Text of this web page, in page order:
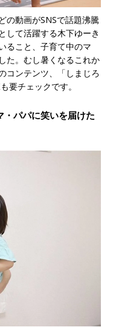
の動画がSNSで話題沸騰
して活躍する木下ゆーき
ること、子育て中のマ
た。むし暑くなるこれか
コンテンツ、「しまじろ
要チェックです。
パパに笑いを届けた